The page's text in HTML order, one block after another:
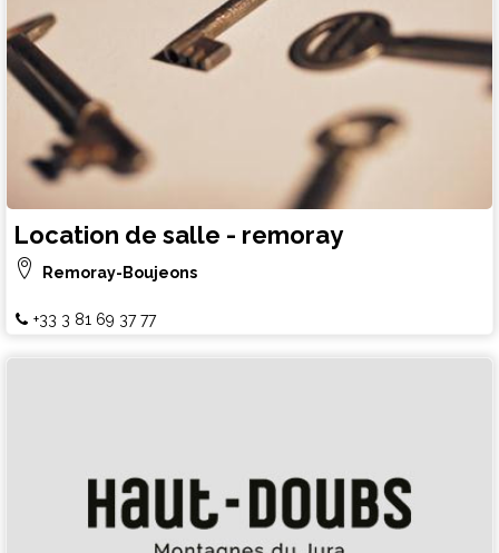
Location de salle - remoray
Remoray-Boujeons
+33 3 81 69 37 77